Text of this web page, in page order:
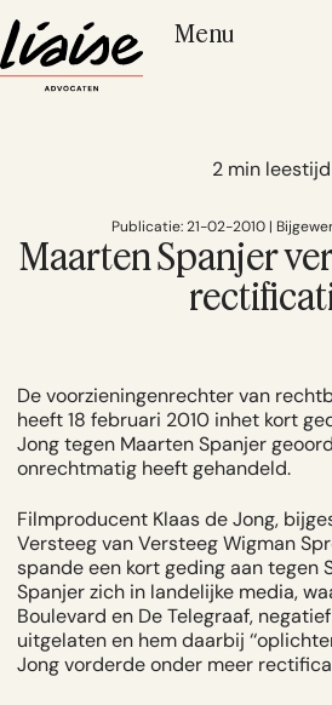
Menu
2 min leestijd
Publicatie: 21-02-2010 |
Maarten Spanjer
De voorzieningenrechter van
heeft 18 februari 2010 inhet kort
Jong tegen Maarten Spanjer
onrechtmatig heeft gehandeld.
Filmproducent Klaas de Jong,
Versteeg van Versteeg Wigman
spande een kort geding aan tegen
Spanjer zich in landelijke media,
Boulevard en De Telegraaf,
uitgelaten en hem daarbij
Jong vorderde onder meer